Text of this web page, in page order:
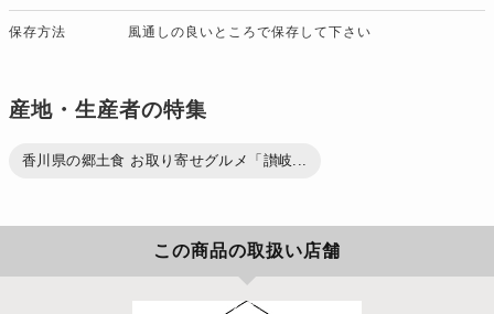
保存方法 風通しの良いところで保存して下さい
産地・生産者の特集
香川県の郷土食 お取り寄せグルメ「讃岐...
この商品の取扱い店舗